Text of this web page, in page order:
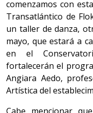
comenzamos con
Transatlántico de
un taller de danza,
mayo, que estará a
en el
fortalecerán el
Angiara Aedo,
Artística del